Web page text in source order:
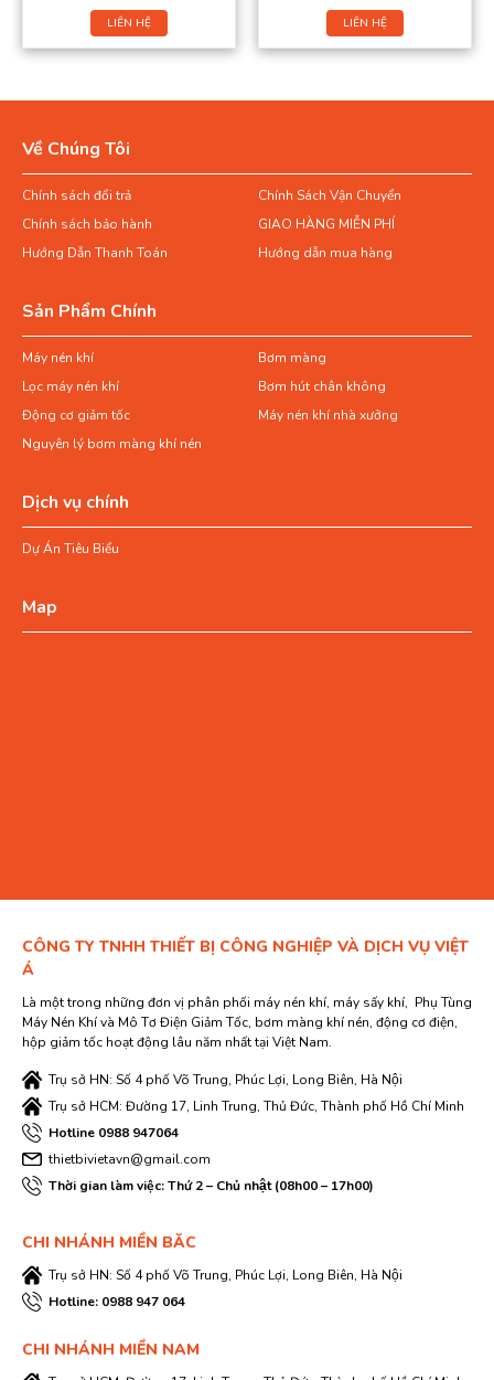
LIÊN HỆ LIÊN HỆ
Về Chúng Tôi
Chính sách đổi trả
Chính Sách Vận Chuyển
Chính sách bảo hành
GIAO HÀNG MIỄN PHÍ
Hướng Dẫn Thanh Toán
Hướng dẫn mua hàng
Sản Phẩm Chính
Máy nén khí
Bơm màng
Lọc máy nén khí
Bơm hút chân không
Động cơ giảm tốc
Máy nén khí nhà xưởng
Nguyên lý bơm màng khí nén
Dịch vụ chính
Dự Án Tiêu Biểu
Map
CÔNG TY TNHH THIẾT BỊ CÔNG NGHIỆP VÀ DỊCH VỤ VIỆT
Á
Là một trong những đơn vị phân phối máy nén khí, máy sấy khí, Phụ Tùng
Máy Nén Khí và Mô Tơ Điện Giảm Tốc, bơm màng khí nén, động cơ điện,
hộp giảm tốc hoạt động lâu năm nhất tại Việt Nam.
Trụ sở HN: Số 4 phố Võ Trung, Phúc Lợi, Long Biên, Hà Nội
Trụ sở HCM: Đường 17, Linh Trung, Thủ Đức, Thành phố Hồ Chí Minh
Hotline 0988 947064
thietbivietavn@gmail.com
Thời gian làm việc: Thứ 2 – Chủ nhật (08h00 – 17h00)
CHI NHÁNH MIỀN BĂC
Trụ sở HN: Số 4 phố Võ Trung, Phúc Lợi, Long Biên, Hà Nội
Hotline: 0988 947 064
CHI NHÁNH MIỀN NAM